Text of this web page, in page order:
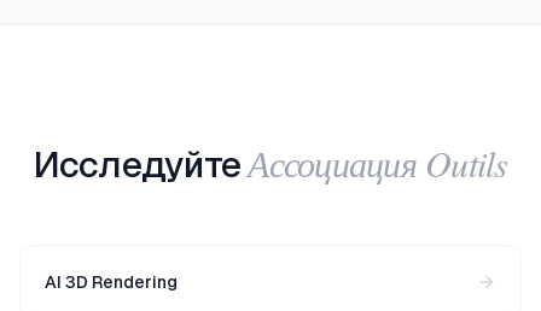
ИсследуйтеАссоциация Outils
AI 3D Rendering